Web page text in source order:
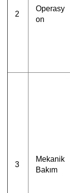
2
Operasy
on
3
Mekanik
Bakım